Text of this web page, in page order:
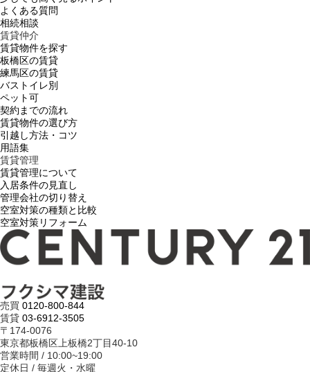
よくある質問
相続相談
賃貸仲介
賃貸物件を探す
板橋区の賃貸
練馬区の賃貸
バストイレ別
ペット可
契約までの流れ
賃貸物件の選び方
引越し方法・コツ
用語集
賃貸管理
賃貸管理について
入居条件の見直し
管理会社の切り替え
空室対策の種類と比較
空室対策リフォーム
売買 0120-800-844
賃貸 03-6912-3505
〒174-0076
東京都板橋区上板橋2丁目40-10
営業時間 / 10:00~19:00
定休日 / 毎週火・水曜